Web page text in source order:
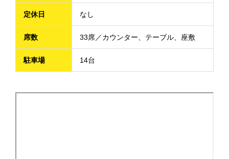
定休日 なし
席数 33席／カウンター、テーブル、座敷
駐車場 14台